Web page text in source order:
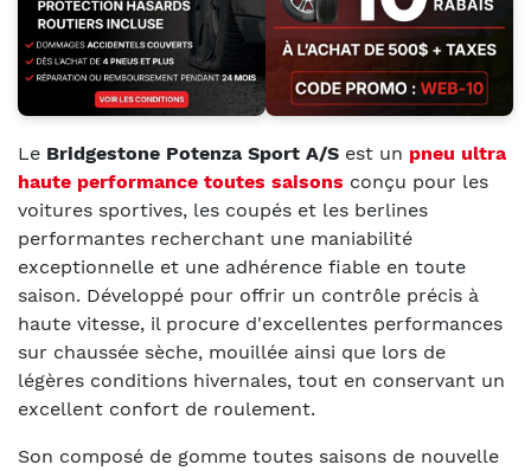
Le Bridgestone Potenza Sport A/S est un pneu ultra
haute performance toutes saisons conçu pour les
voitures sportives, les coupés et les berlines
performantes recherchant une maniabilité
exceptionnelle et une adhérence fiable en toute
saison. Développé pour offrir un contrôle précis à
haute vitesse, il procure d'excellentes performances
sur chaussée sèche, mouillée ainsi que lors de
légères conditions hivernales, tout en conservant un
excellent confort de roulement.
Son composé de gomme toutes saisons de nouvelle